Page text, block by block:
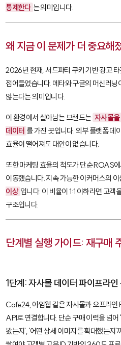
통제한다 는 의미입니다.
왜 지금 이 문제가 더 중요해
2026년 현재, 서드파티 쿠키 기반 광고
접어들었습니다. 메타와 구글의 머신러
않는다는 의미입니다.
이 환경에서 살아남는 브랜드는 자사몰
데이터 를 가진 곳입니다. 외부 플랫폼 데
효율이 떨어져도 대안이 없습니다.
또한 마케팅 효율의 척도가 단순 ROAS
이동했습니다. 지속 가능한 이커머스의
이상 입니다. 이 비율이 1:1 이하라면 고
구조입니다.
단계별 실행 가이드: 재구매
1단계: 자사몰 데이터 파이프라인
Cafe24, 아임웹 같은 자사몰과 오프라인
API로 연결합니다. 단순 구매 이력을 넘
봤는지', '어떤 상세 이미지를 확대했는지'